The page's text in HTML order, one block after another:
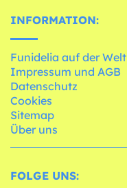
INFORMATION:
Funidelia auf der Welt
Impressum und AGB
Datenschutz
Cookies
Sitemap
Über uns
FOLGE UNS: